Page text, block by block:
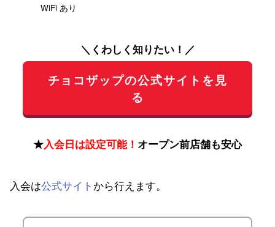
WiFi あり
＼くわしく知りたい！／
チョコザップの公式サイトを見
る
★入会日は設定可能！ オープン前店舗も安心
入会は公式サイト から行えます。